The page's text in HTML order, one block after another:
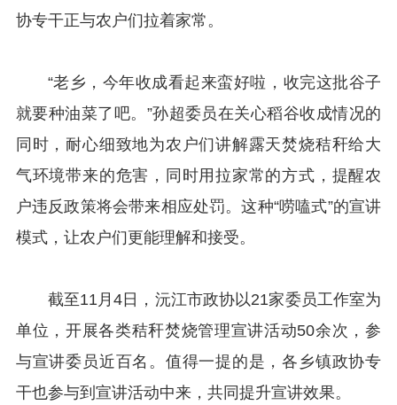
协专干正与农户们拉着家常。
“老乡，今年收成看起来蛮好啦，收完这批谷子
就要种油菜了吧。”孙超委员在关心稻谷收成情况的
同时，耐心细致地为农户们讲解露天焚烧秸秆给大
气环境带来的危害，同时用拉家常的方式，提醒农
户违反政策将会带来相应处罚。这种“唠嗑式”的宣讲
模式，让农户们更能理解和接受。
截至11月4日，沅江市政协以21家委员工作室为
单位，开展各类秸秆焚烧管理宣讲活动50余次，参
与宣讲委员近百名。值得一提的是，各乡镇政协专
干也参与到宣讲活动中来，共同提升宣讲效果。